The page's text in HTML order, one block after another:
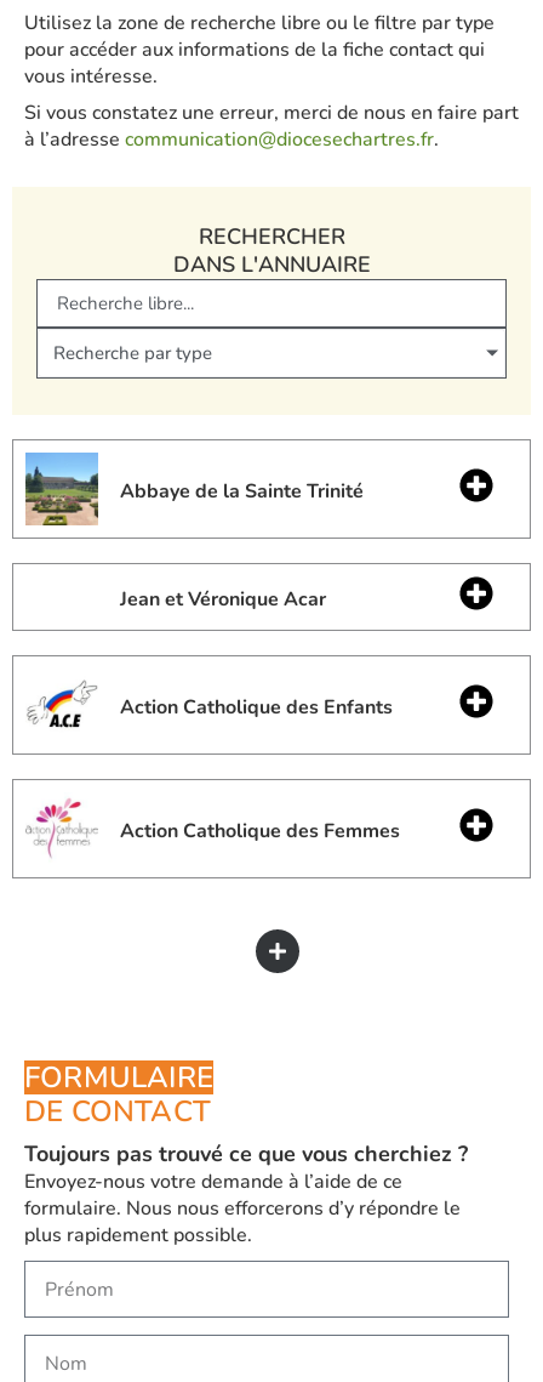
Utilisez la zone de recherche libre ou le filtre par type
pour accéder aux informations de la fiche contact qui
vous intéresse.
Si vous constatez une erreur, merci de nous en faire part
à l’adresse communication@diocesechartres.fr.
RECHERCHER
DANS L'ANNUAIRE
Recherche par type
Abbaye de la Sainte Trinité
Jean et Véronique Acar
Action Catholique des Enfants
Action Catholique des Femmes
FORMULAIRE
DE CONTACT
Toujours pas trouvé ce que vous cherchiez ?
Envoyez-nous votre demande à l’aide de ce
formulaire. Nous nous efforcerons d’y répondre le
plus rapidement possible.